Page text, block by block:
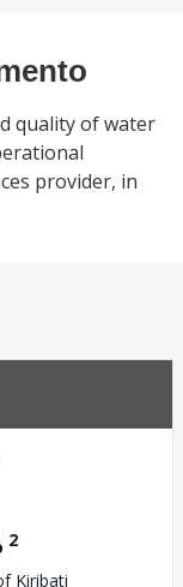
quality of water
provider, in
2
Kiribati